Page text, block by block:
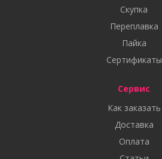
Скупка
Переплавка
Пайка
Сертификаты
Сервис
Как заказать
Доставка
Оплата